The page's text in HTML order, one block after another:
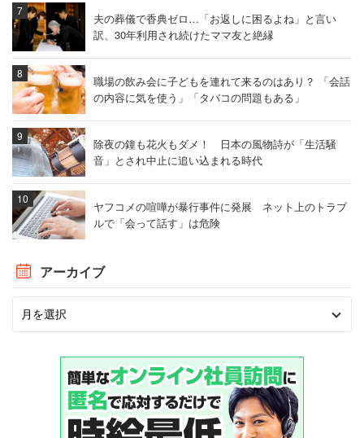
夫の葬儀で香典ゼロ…「お返しに困るよね」と言い
訳、30年利用され続けたママ友と絶縁
職場の飲み会に子どもを連れて来るのはあり？ 「会話
の内容に気を使う」「タバコの問題もある」
除夜の鐘も花火もダメ！ 日本の風物詩が「生活騒
音」とされ中止に追い込まれる時代
ヤフコメの喧嘩が暴行事件に発展 ネット上のトラブ
ルで「会って話す」は危険
アーカイブ